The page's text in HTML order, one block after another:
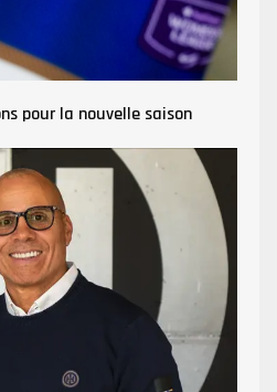
pour la nouvelle saison